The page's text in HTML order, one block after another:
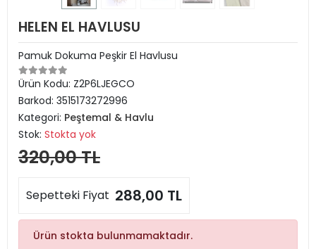
HELEN EL HAVLUSU
Pamuk Dokuma Peşkir El Havlusu
Ürün Kodu: Z2P6LJEGCO
Barkod: 3515173272996
Kategori: Peştemal & Havlu
Stok: Stokta yok
320,00 TL
Sepetteki Fiyat 288,00 TL
Ürün stokta bulunmamaktadır.